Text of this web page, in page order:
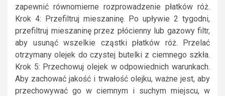
zapewnić równomierne rozprowadzenie płatków róż.
Krok 4: Przefiltruj mieszaninę. Po upływie 2 tygodni,
przefiltruj mieszaninę przez płócienny lub gazowy filtr,
aby usunąć wszelkie cząstki płatków róż. Przelać
otrzymany olejek do czystej butelki z ciemnego szkła.
Krok 5: Przechowuj olejek w odpowiednich warunkach.
Aby zachować jakość i trwałość olejku, ważne jest, aby
przechowywać go w ciemnym i suchym miejscu, w